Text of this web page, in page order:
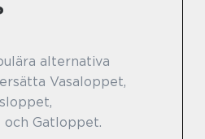
alternativa
Vasaloppet,
Gatloppet.